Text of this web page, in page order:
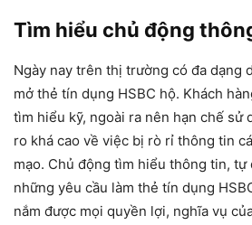
Tìm hiểu chủ động
Ngày nay trên thị trường có đa dạng
mở thẻ tín dụng HSBC hộ. Khách
tìm hiểu kỹ, ngoài ra nên hạn chế sử
ro khá cao về việc bị rò rỉ thông tin
mạo. Chủ động tìm hiểu thông tin, tự
những yêu cầu làm thẻ tín dụng
nắm được mọi quyền lợi, nghĩa vụ